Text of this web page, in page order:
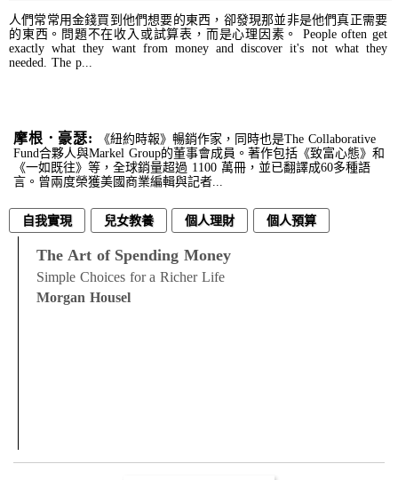
人們常常用金錢買到他們想要的東西，卻發現那並非是他們真正需要
的東西。問題不在收入或試算表，而是心理因素。 People often get
exactly what they want from money and discover it's not what they
needed. The p...
摩根．豪瑟:
《紐約時報》暢銷作家，同時也是The Collaborative
Fund合夥人與Markel Group的董事會成員。著作包括《致富心態》和
《一如既往》等，全球銷量超過 1100 萬冊，並已翻譯成60多種語
言。曾兩度榮獲美國商業編輯與記者...
自我實現 兒女教養 個人理財 個人預算
消費行為 應用心理學
The Art of Spending Money
Simple Choices for a Richer Life
Morgan Housel